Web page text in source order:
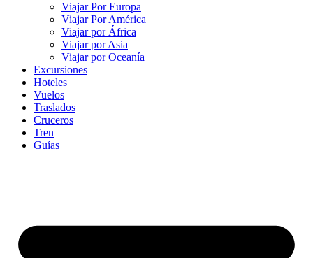
Viajar Por Europa
Viajar Por América
Viajar por África
Viajar por Asia
Viajar por Oceanía
Excursiones
Hoteles
Vuelos
Traslados
Cruceros
Tren
Guías